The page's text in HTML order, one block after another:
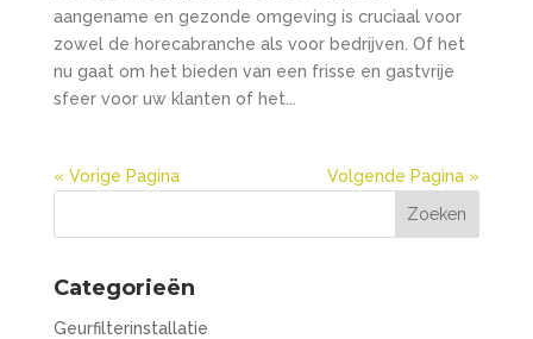
aangename en gezonde omgeving is cruciaal voor
zowel de horecabranche als voor bedrijven. Of het
nu gaat om het bieden van een frisse en gastvrije
sfeer voor uw klanten of het...
« Vorige Pagina Volgende Pagina »
Categorieën
Geurfilterinstallatie